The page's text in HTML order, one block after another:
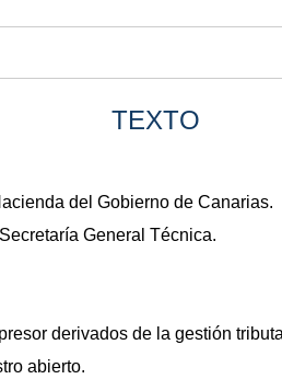
TEXTO
del Gobierno de Canarias.
General Técnica.
derivados de la gestión
abierto.